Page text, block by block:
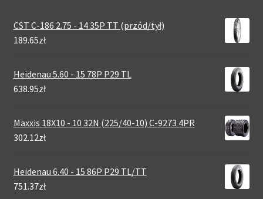
CST C-186 2.75 - 14 35P TT (przód/tył)
189.65zł
Heidenau 5.60 - 15 78P P29 TL
638.95zł
Maxxis 18X10 - 10 32N (225/40-10) C-9273 4PR
302.12zł
Heidenau 6.40 - 15 86P P29 TL/TT
751.37zł